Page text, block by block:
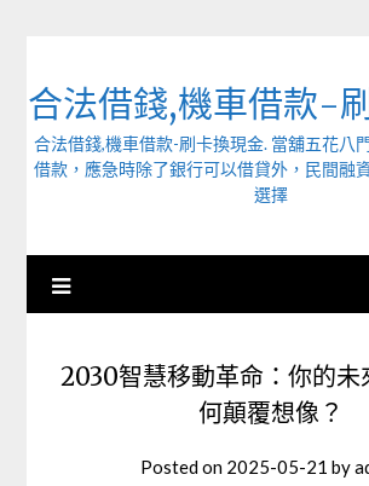
合法借錢,機車借款-
合法借錢,機車借款-刷卡換現金. 當舖五花八
借款，應急時除了銀行可以借貸外，民間融
選擇
2030智慧移動革命：你的未
何顛覆想像？
Posted on 2025-05-21 by